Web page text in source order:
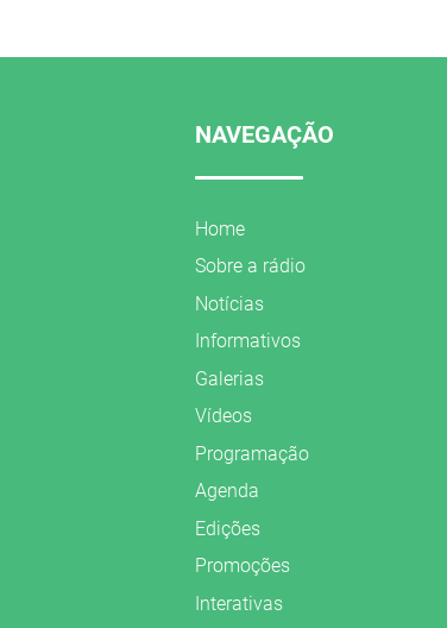
NAVEGAÇÃO
Home
Sobre a rádio
Notícias
Informativos
Galerias
Vídeos
Programação
Agenda
Edições
Promoções
Interativas